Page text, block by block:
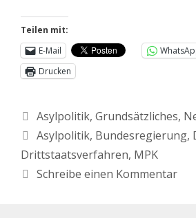
Teilen mit:
E-Mail
Drucken
Asylpolitik, Grundsätzliches,
Asylpolitik, Bundesregierung,
Drittstaatsverfahren, MPK
Schreibe einen Kommentar